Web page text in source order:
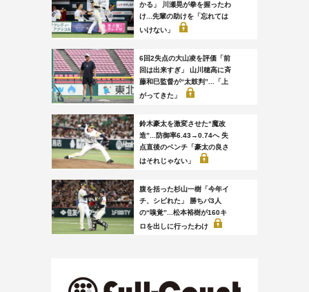
かる」 川瀬晃が拳を握ったわ
け...先輩の助けを「忘れては
いけない」
6回2失点の大山凌を評価「前
回は出来すぎ」 山川穂高に斉
藤和巳監督が“太鼓判”...「上
がってきた」
鈴木豪太を激変させた“魔改
造”...防御率6.43→0.74へ 失
点直後のベンチ「豪太の良さ
はそれじゃない」
腹を括った杉山一樹「今年イ
チ、シビれた」 勝ちパ3人
の“嗅覚”...松本裕樹が160キ
ロを出しに行ったわけ